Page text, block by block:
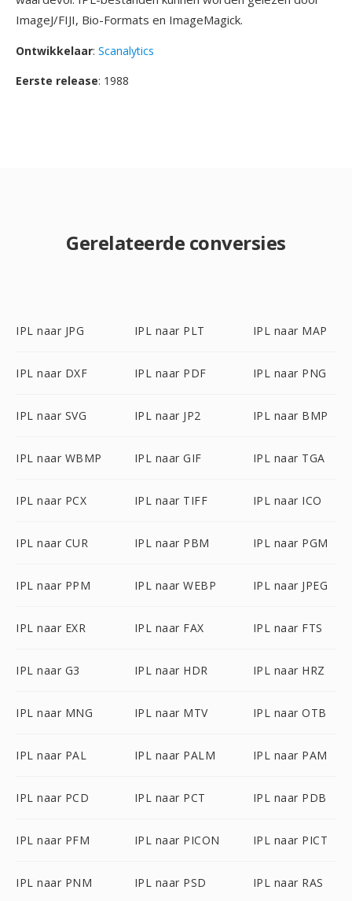
ImageJ/FIJI, Bio-Formats en ImageMagick.
Ontwikkelaar: Scanalytics
Eerste release: 1988
Gerelateerde conversies
IPL naar JPG IPL naar PLT IPL naar MAP
IPL naar DXF IPL naar PDF IPL naar PNG
IPL naar SVG IPL naar JP2 IPL naar BMP
IPL naar WBMP IPL naar GIF IPL naar TGA
IPL naar PCX IPL naar TIFF IPL naar ICO
IPL naar CUR IPL naar PBM IPL naar PGM
IPL naar PPM IPL naar WEBP IPL naar JPEG
IPL naar EXR IPL naar FAX IPL naar FTS
IPL naar G3 IPL naar HDR IPL naar HRZ
IPL naar MNG IPL naar MTV IPL naar OTB
IPL naar PAL IPL naar PALM IPL naar PAM
IPL naar PCD IPL naar PCT IPL naar PDB
IPL naar PFM IPL naar PICON IPL naar PICT
IPL naar PNM IPL naar PSD IPL naar RAS